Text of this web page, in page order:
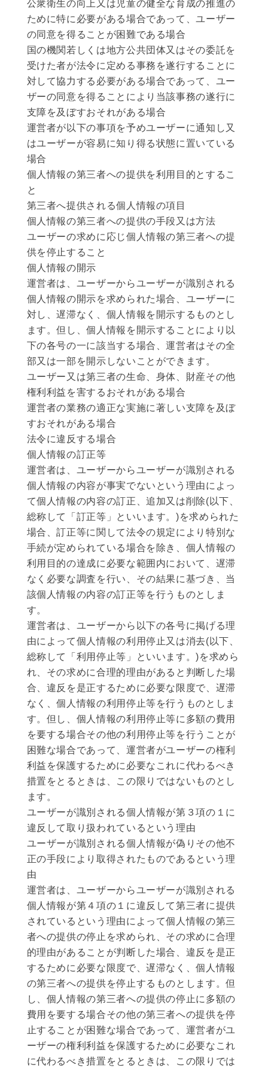
公衆衛生の向上又は児童の健全な育成の推進の
ために特に必要がある場合であって、ユーザー
の同意を得ることが困難である場合
国の機関若しくは地方公共団体又はその委託を
受けた者が法令に定める事務を遂行することに
対して協力する必要がある場合であって、ユー
ザーの同意を得ることにより当該事務の遂行に
支障を及ぼすおそれがある場合
運営者が以下の事項を予めユーザーに通知し又
はユーザーが容易に知り得る状態に置いている
場合
個人情報の第三者への提供を利用目的とするこ
と
第三者へ提供される個人情報の項目
個人情報の第三者への提供の手段又は方法
ユーザーの求めに応じ個人情報の第三者への提
供を停止すること
個人情報の開示
運営者は、ユーザーからユーザーが識別される
個人情報の開示を求められた場合、ユーザーに
対し、遅滞なく、個人情報を開示するものとし
ます。但し、個人情報を開示することにより以
下の各号の一に該当する場合、運営者はその全
部又は一部を開示しないことができます。
ユーザー又は第三者の生命、身体、財産その他
権利利益を害するおそれがある場合
運営者の業務の適正な実施に著しい支障を及ぼ
すおそれがある場合
法令に違反する場合
個人情報の訂正等
運営者は、ユーザーからユーザーが識別される
個人情報の内容が事実でないという理由によっ
て個人情報の内容の訂正、追加又は削除(以下、
総称して「訂正等」といいます。)を求められた
場合、訂正等に関して法令の規定により特別な
手続が定められている場合を除き、個人情報の
利用目的の達成に必要な範囲内において、遅滞
なく必要な調査を行い、その結果に基づき、当
該個人情報の内容の訂正等を行うものとしま
す。
運営者は、ユーザーから以下の各号に掲げる理
由によって個人情報の利用停止又は消去(以下、
総称して「利用停止等」といいます。)を求めら
れ、その求めに合理的理由があると判断した場
合、違反を是正するために必要な限度で、遅滞
なく、個人情報の利用停止等を行うものとしま
す。但し、個人情報の利用停止等に多額の費用
を要する場合その他の利用停止等を行うことが
困難な場合であって、運営者がユーザーの権利
利益を保護するために必要なこれに代わるべき
措置をとるときは、この限りではないものとし
ます。
ユーザーが識別される個人情報が第３項の１に
違反して取り扱われているという理由
ユーザーが識別される個人情報が偽りその他不
正の手段により取得されたものであるという理
由
運営者は、ユーザーからユーザーが識別される
個人情報が第４項の１に違反して第三者に提供
されているという理由によって個人情報の第三
者への提供の停止を求められ、その求めに合理
的理由があることが判断した場合、違反を是正
するために必要な限度で、遅滞なく、個人情報
の第三者への提供を停止するものとします。但
し、個人情報の第三者への提供の停止に多額の
費用を要する場合その他の第三者への提供を停
止することが困難な場合であって、運営者がユ
ーザーの権利利益を保護するために必要なこれ
に代わるべき措置をとるときは、この限りでは